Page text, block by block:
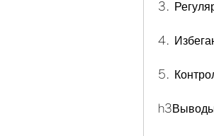
3.
4.
5.